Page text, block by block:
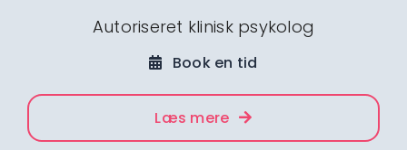
Autoriseret klinisk psykolog
Book en tid
Læs mere